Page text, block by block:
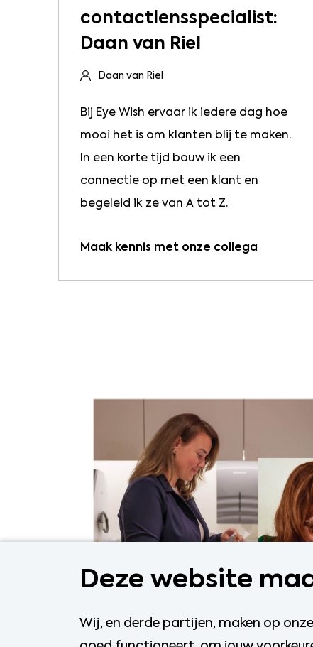
Deze website
Wij, en derde partijen, maken op
contactlensspecialist:
Daan van Riel
Daan van Riel
Bij Eye Wish ervaar ik iedere dag hoe
mooi het is om klanten blij te maken.
In een korte tijd bouw ik een
connectie op met een klant en
begeleid ik ze van A tot Z.
Maak kennis met onze collega